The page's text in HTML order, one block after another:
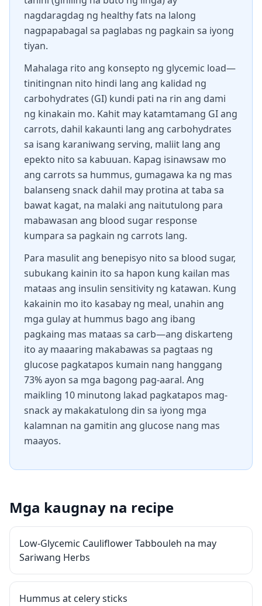
nagdaragdag ng healthy fats na lalong
nagpapabagal sa paglabas ng pagkain sa iyong
tiyan.
Mahalaga rito ang konsepto ng glycemic load—
tinitingnan nito hindi lang ang kalidad ng
carbohydrates (GI) kundi pati na rin ang dami
ng kinakain mo. Kahit may katamtamang GI ang
carrots, dahil kakaunti lang ang carbohydrates
sa isang karaniwang serving, maliit lang ang
epekto nito sa kabuuan. Kapag isinawsaw mo
ang carrots sa hummus, gumagawa ka ng mas
balanseng snack dahil may protina at taba sa
bawat kagat, na malaki ang naitutulong para
mabawasan ang blood sugar response
kumpara sa pagkain ng carrots lang.
Para masulit ang benepisyo nito sa blood sugar,
subukang kainin ito sa hapon kung kailan mas
mataas ang insulin sensitivity ng katawan. Kung
kakainin mo ito kasabay ng meal, unahin ang
mga gulay at hummus bago ang ibang
pagkaing mas mataas sa carb—ang diskarteng
ito ay maaaring makabawas sa pagtaas ng
glucose pagkatapos kumain nang hanggang
73% ayon sa mga bagong pag-aaral. Ang
maikling 10 minutong lakad pagkatapos mag-
snack ay makakatulong din sa iyong mga
kalamnan na gamitin ang glucose nang mas
maayos.
Mga kaugnay na recipe
Low-Glycemic Cauliflower Tabbouleh na may
Sariwang Herbs
Hummus at celery sticks